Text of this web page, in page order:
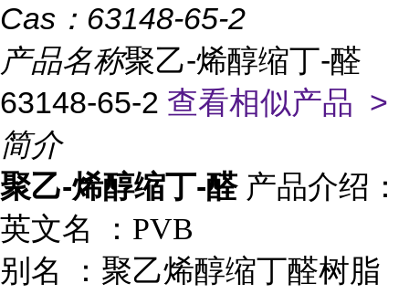
Cas： 63148-65-2
产品名称聚乙-烯醇缩丁-醛
63148-65-2 查看相似产品 >
简介
聚乙-烯醇缩丁-醛 产品介绍：
英文名 ： PVB
别名 ： 聚乙烯醇缩丁醛树脂